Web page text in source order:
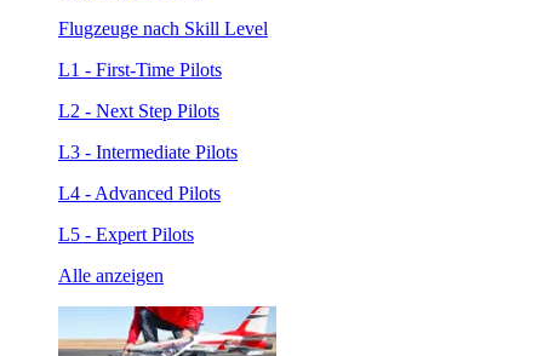
Flugzeuge nach Skill Level
L1 - First-Time Pilots
L2 - Next Step Pilots
L3 - Intermediate Pilots
L4 - Advanced Pilots
L5 - Expert Pilots
Alle anzeigen